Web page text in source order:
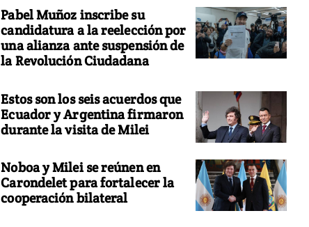
Pabel Muñoz inscribe su
candidatura a la reelección por
una alianza ante suspensión de
la Revolución Ciudadana
Estos son los seis acuerdos que
Ecuador y Argentina firmaron
durante la visita de Milei
Noboa y Milei se reúnen en
Carondelet para fortalecer la
cooperación bilateral